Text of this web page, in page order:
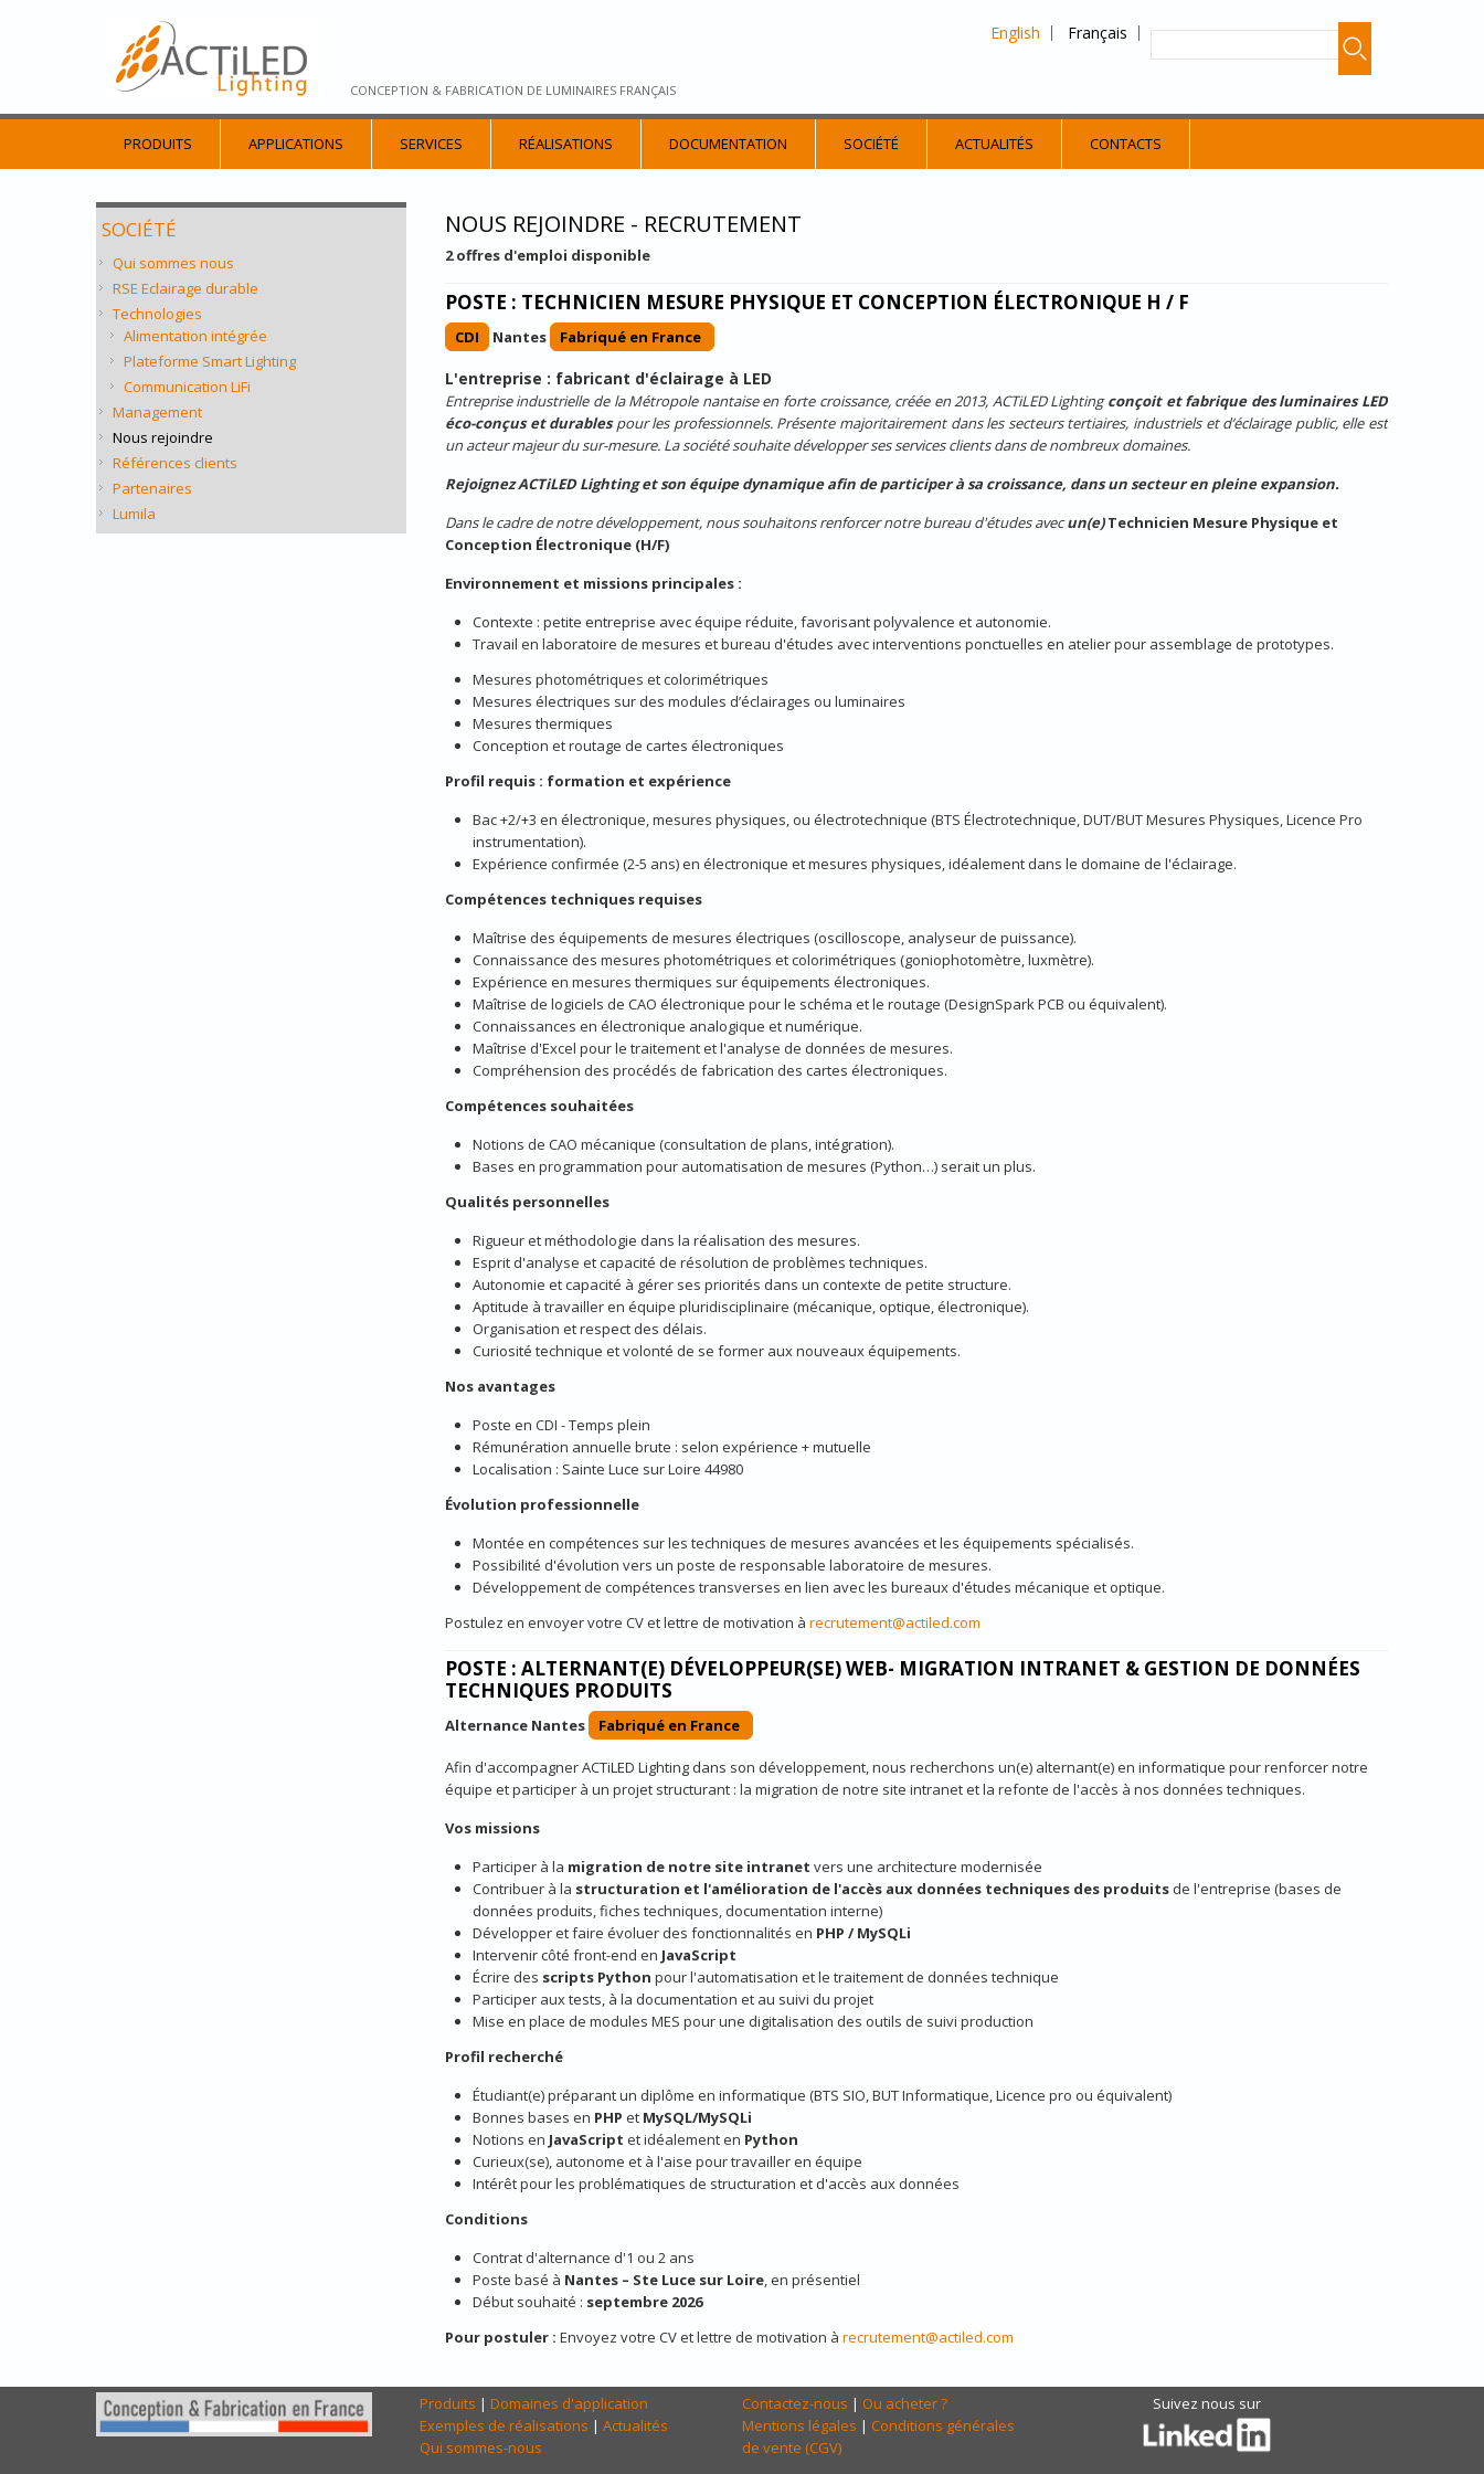
CONCEPTION & FABRICATION DE LUMINAIRES FRANÇAIS
English Français
PRODUITS APPLICATIONS SERVICES RÉALISATIONS DOCUMENTATION SOCIÉTÉ ACTUALITÉS CONTACTS
NOUS REJOINDRE - RECRUTEMENT
2 offres d'emploi disponible
POSTE : TECHNICIEN MESURE PHYSIQUE ET CONCEPTION ÉLECTRONIQUE H / F
CDI Nantes Fabriqué en France
L'entreprise : fabricant d'éclairage à LED
Entreprise industrielle de la Métropole nantaise en forte croissance, créée en 2013, ACTiLED Lightingconçoit et fabrique des luminaires LED
éco-conçus et durablespour les professionnels. Présente majoritairement dans les secteurs tertiaires, industriels et d’éclairage public, elle est
un acteur majeur du sur-mesure. La société souhaite développer ses services clients dans de nombreux domaines.
Rejoignez ACTiLED Lighting et son équipe dynamique afin de participer à sa croissance, dans un secteur en pleine expansion.
Dans le cadre de notre développement, nous souhaitons renforcer notre bureau d'études avec un(e)Technicien Mesure Physique et
Conception Électronique (H/F)
Environnement et missions principales :
Contexte : petite entreprise avec équipe réduite, favorisant polyvalence et autonomie.
Travail en laboratoire de mesures et bureau d'études avec interventions ponctuelles en atelier pour assemblage de prototypes.
Mesures photométriques et colorimétriques
Mesures électriques sur des modules d’éclairages ou luminaires
Mesures thermiques
Conception et routage de cartes électroniques
Profil requis : formation et expérience
Bac +2/+3 en électronique, mesures physiques, ou électrotechnique (BTS Électrotechnique, DUT/BUT Mesures Physiques, Licence Pro
instrumentation).
Expérience confirmée (2-5 ans) en électronique et mesures physiques, idéalement dans le domaine de l'éclairage.
Compétences techniques requises
Maîtrise des équipements de mesures électriques (oscilloscope, analyseur de puissance).
Connaissance des mesures photométriques et colorimétriques (goniophotomètre, luxmètre).
Expérience en mesures thermiques sur équipements électroniques.
Maîtrise de logiciels de CAO électronique pour le schéma et le routage (DesignSpark PCB ou équivalent).
Connaissances en électronique analogique et numérique.
Maîtrise d'Excel pour le traitement et l'analyse de données de mesures.
Compréhension des procédés de fabrication des cartes électroniques.
Compétences souhaitées
Notions de CAO mécanique (consultation de plans, intégration).
Bases en programmation pour automatisation de mesures (Python…) serait un plus.
Qualités personnelles
Rigueur et méthodologie dans la réalisation des mesures.
Esprit d'analyse et capacité de résolution de problèmes techniques.
Autonomie et capacité à gérer ses priorités dans un contexte de petite structure.
Aptitude à travailler en équipe pluridisciplinaire (mécanique, optique, électronique).
Organisation et respect des délais.
Curiosité technique et volonté de se former aux nouveaux équipements.
Nos avantages
Poste en CDI - Temps plein
Rémunération annuelle brute : selon expérience + mutuelle
Localisation : Sainte Luce sur Loire 44980
Évolution professionnelle
Montée en compétences sur les techniques de mesures avancées et les équipements spécialisés.
Possibilité d'évolution vers un poste de responsable laboratoire de mesures.
Développement de compétences transverses en lien avec les bureaux d'études mécanique et optique.
Postulez en envoyer votre CV et lettre de motivation à recrutement@actiled.com
POSTE : ALTERNANT(E) DÉVELOPPEUR(SE) WEB- MIGRATION INTRANET & GESTION DE DONNÉES
TECHNIQUES PRODUITS
Alternance Nantes Fabriqué en France
Afin d'accompagner ACTiLED Lighting dans son développement, nous recherchons un(e) alternant(e) en informatique pour renforcer notre
équipe et participer à un projet structurant : la migration de notre site intranet et la refonte de l'accès à nos données techniques.
Vos missions
Participer à la migration de notre site intranet vers une architecture modernisée
Contribuer à la structuration et l'amélioration de l'accès aux données techniques des produitsde l'entreprise (bases de
données produits, fiches techniques, documentation interne)
Développer et faire évoluer des fonctionnalités en PHP / MySQLi
Intervenir côté front-end en JavaScript
Écrire des scripts Python pour l'automatisation et le traitement de données technique
Participer aux tests, à la documentation et au suivi du projet
Mise en place de modules MES pour une digitalisation des outils de suivi production
Profil recherché
Étudiant(e) préparant un diplôme en informatique (BTS SIO, BUT Informatique, Licence pro ou équivalent)
Bonnes bases en PHP et MySQL/MySQLi
Notions en JavaScript et idéalement en Python
Curieux(se), autonome et à l'aise pour travailler en équipe
Intérêt pour les problématiques de structuration et d'accès aux données
Conditions
Contrat d'alternance d'1 ou 2 ans
Poste basé à Nantes – Ste Luce sur Loire, en présentiel
Début souhaité : septembre 2026
Pour postuler : Envoyez votre CV et lettre de motivation à recrutement@actiled.com
SOCIÉTÉ
Qui sommes nous
RSE Eclairage durable
Technologies
Alimentation intégrée
Plateforme Smart Lighting
Communication LiFi
Management
Nous rejoindre
Références clients
Partenaires
Lumila
Produits | Domaines d'application
Exemples de réalisations | Actualités
Qui sommes-nous
Contactez-nous | Ou acheter ?
Mentions légales | Conditions générales
de vente (CGV)
Suivez nous sur